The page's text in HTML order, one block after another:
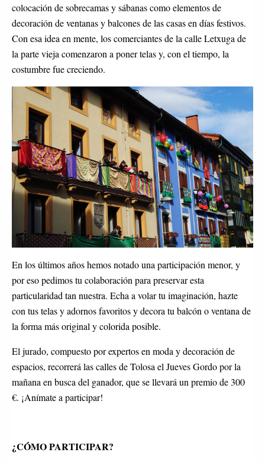
colocación de sobrecamas y sábanas como elementos de
decoración de ventanas y balcones de las casas en días festivos.
Con esa idea en mente, los comerciantes de la calle Letxuga de
la parte vieja comenzaron a poner telas y, con el tiempo, la
costumbre fue creciendo.
En los últimos años hemos notado una participación menor, y
por eso pedimos tu colaboración para preservar esta
particularidad tan nuestra. Echa a volar tu imaginación, hazte
con tus telas y adornos favoritos y decora tu balcón o ventana de
la forma más original y colorida posible.
El jurado, compuesto por expertos en moda y decoración de
espacios, recorrerá las calles de Tolosa el Jueves Gordo por la
mañana en busca del ganador, que se llevará un premio de 300
€. ¡Anímate a participar!
¿CÓMO PARTICIPAR?